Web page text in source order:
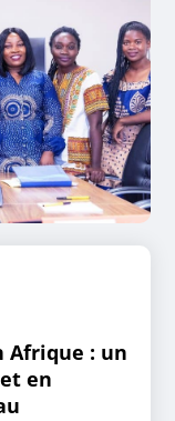
Afrique : un
en